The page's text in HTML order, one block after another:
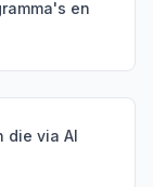
en
die via AI